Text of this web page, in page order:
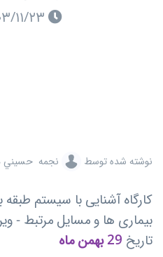
نوشته شده توسط نجمه حسيني
کارگاه آشنایی با سیستم طبقه
تاریخ 29 بهمن ماه